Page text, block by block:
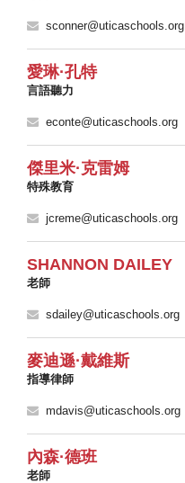
sconner@uticaschools.org
愛琳·孔特
言語聽力
econte@uticaschools.org
傑里米·克雷姆
特殊教育
jcreme@uticaschools.org
SHANNON DAILEY
老師
sdailey@uticaschools.org
麥迪遜·戴維斯
指導律師
mdavis@uticaschools.org
內森·德班
老師